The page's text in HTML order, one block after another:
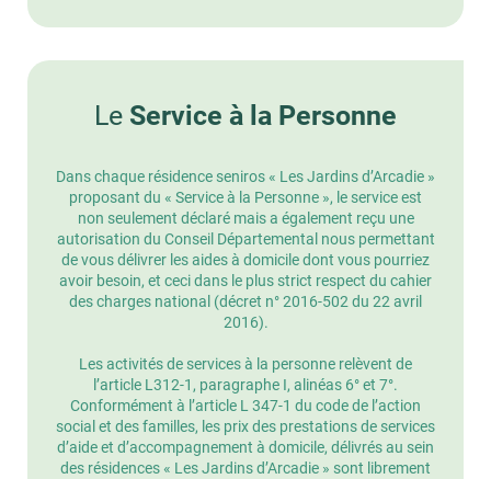
Le Service à la Personne
Dans chaque résidence seniros « Les Jardins d’Arcadie »
proposant du « Service à la Personne », le service est
non seulement déclaré mais a également reçu une
autorisation du Conseil Départemental nous permettant
de vous délivrer les aides à domicile dont vous pourriez
avoir besoin, et ceci dans le plus strict respect du cahier
des charges national (décret n° 2016-502 du 22 avril
2016).
Les activités de services à la personne relèvent de
l’article L312-1, paragraphe I, alinéas 6° et 7°.
Conformément à l’article L 347-1 du code de l’action
social et des familles, les prix des prestations de services
d’aide et d’accompagnement à domicile, délivrés au sein
des résidences « Les Jardins d’Arcadie » sont librement